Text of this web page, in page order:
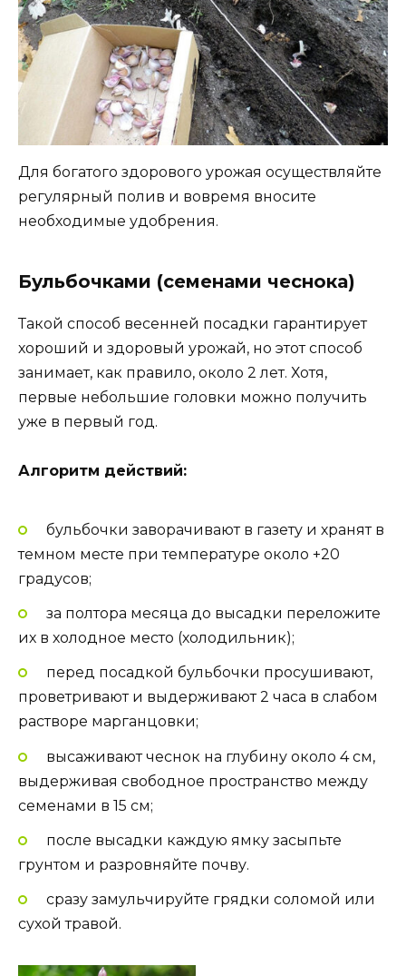
Для богатого здорового урожая осуществляйте
регулярный полив и вовремя вносите
необходимые удобрения.
Бульбочками (семенами чеснока)
Такой способ весенней посадки гарантирует
хороший и здоровый урожай, но этот способ
занимает, как правило, около 2 лет. Хотя,
первые небольшие головки можно получить
уже в первый год.
Алгоритм действий:
бульбочки заворачивают в газету и хранят в
темном месте при температуре около +20
градусов;
за полтора месяца до высадки переложите
их в холодное место (холодильник);
перед посадкой бульбочки просушивают,
проветривают и выдерживают 2 часа в слабом
растворе марганцовки;
высаживают чеснок на глубину около 4 см,
выдерживая свободное пространство между
семенами в 15 см;
после высадки каждую ямку засыпьте
грунтом и разровняйте почву.
сразу замульчируйте грядки соломой или
сухой травой.